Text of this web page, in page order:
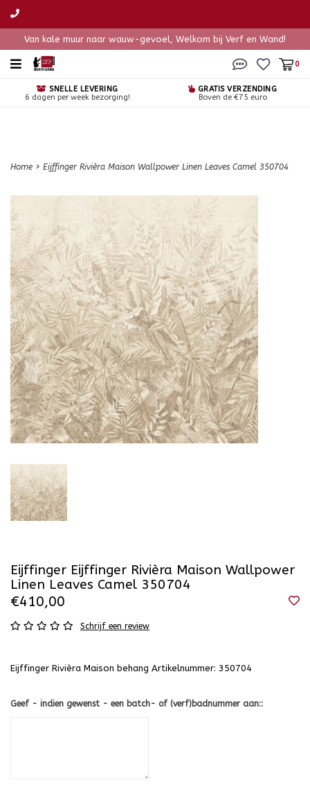
Van kale muur naar wauw-gevoel, Welkom bij Verf en Wand!
0
SNELLE LEVERING
6 dagen per week bezorging!
GRATIS VERZENDING
Boven de €75 euro
Home > Eijffinger Rivièra Maison Wallpower Linen Leaves Camel 350704
Eijffinger Eijffinger Rivièra Maison Wallpower
Linen Leaves Camel 350704
€410,00
Schrijf een review
Eijffinger Rivièra Maison behang Artikelnummer: 350704
Geef - indien gewenst - een batch- of (verf)badnummer aan::